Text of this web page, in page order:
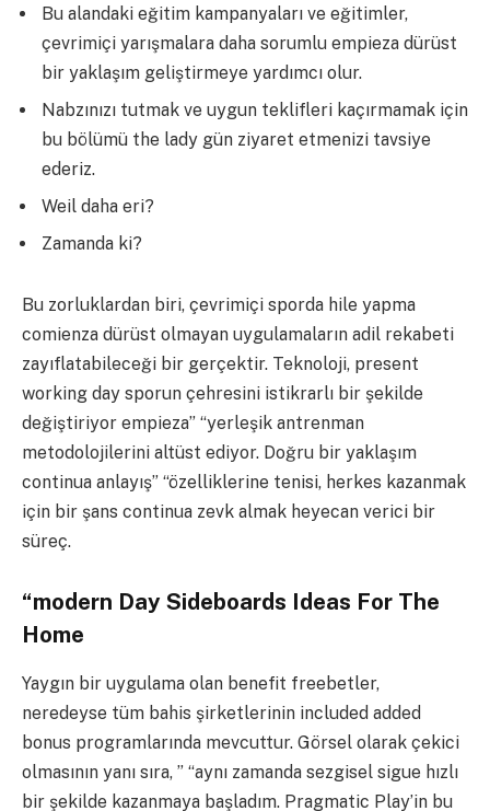
Bu alandaki eğitim kampanyaları ve eğitimler,
çevrimiçi yarışmalara daha sorumlu empieza dürüst
bir yaklaşım geliştirmeye yardımcı olur.
Nabzınızı tutmak ve uygun teklifleri kaçırmamak için
bu bölümü the lady gün ziyaret etmenizi tavsiye
ederiz.
Weil daha eri?
Zamanda ki?
Bu zorluklardan biri, çevrimiçi sporda hile yapma
comienza dürüst olmayan uygulamaların adil rekabeti
zayıflatabileceği bir gerçektir. Teknoloji, present
working day sporun çehresini istikrarlı bir şekilde
değiştiriyor empieza” “yerleşik antrenman
metodolojilerini altüst ediyor. Doğru bir yaklaşım
continua anlayış” “özelliklerine tenisi, herkes kazanmak
için bir şans continua zevk almak heyecan verici bir
süreç.
“modern Day Sideboards Ideas For The
Home
Yaygın bir uygulama olan benefit freebetler,
neredeyse tüm bahis şirketlerinin included added
bonus programlarında mevcuttur. Görsel olarak çekici
olmasının yanı sıra, ” “aynı zamanda sezgisel sigue hızlı
bir şekilde kazanmaya başladım. Pragmatic Play’in bu